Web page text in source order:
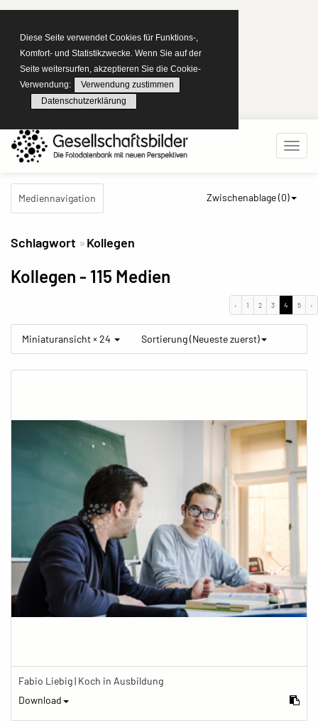
Diese Seite verwendet Cookies für Funktions-,
Komfort- und Statistikzwecke. Wenn Sie auf der
Seite weitersurfen, akzeptieren Sie die Cookie-
Verwendung:
Verwendung zustimmen
Datenschutzerklärung
Mediennavigation Zwischenablage (0)
Schlagwort Kollegen
Kollegen - 115 Medien
‹ 1 2 3 4 5 ›
Miniaturansicht × 24 Sortierung (Neueste zuerst)
Fabio Liebig | Koch in Ausbildung
Download